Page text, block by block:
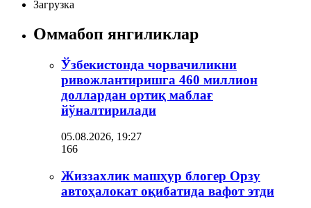
Загрузка
Оммабоп янгиликлар
Ўзбекистонда чорвачиликни
ривожлантиришга 460 миллион
доллардан ортиқ маблағ
йўналтирилади
05.08.2026, 19:27
166
Жиззахлик машҳур блогер Орзу
автоҳалокат оқибатида вафот этди